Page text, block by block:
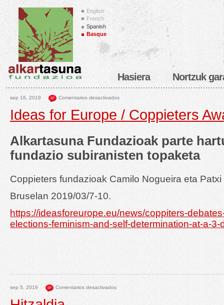
English
French
Spanish
Basque
Hasiera Nortzuk
sep 16, 2019 Comentarios desactivados
Ideas for Europe / Coppieters
Alkartasuna Fundazioak parte
fundazio subiranisten topaketa
Coppieters fundazioak Camilo Nogueira eta
Bruselan 2019/03/7-10.
https://ideasforeurope.eu/news/coppiters-
elections-feminism-and-self-determination-at-a-
sep 5, 2019 Comentarios desactivados